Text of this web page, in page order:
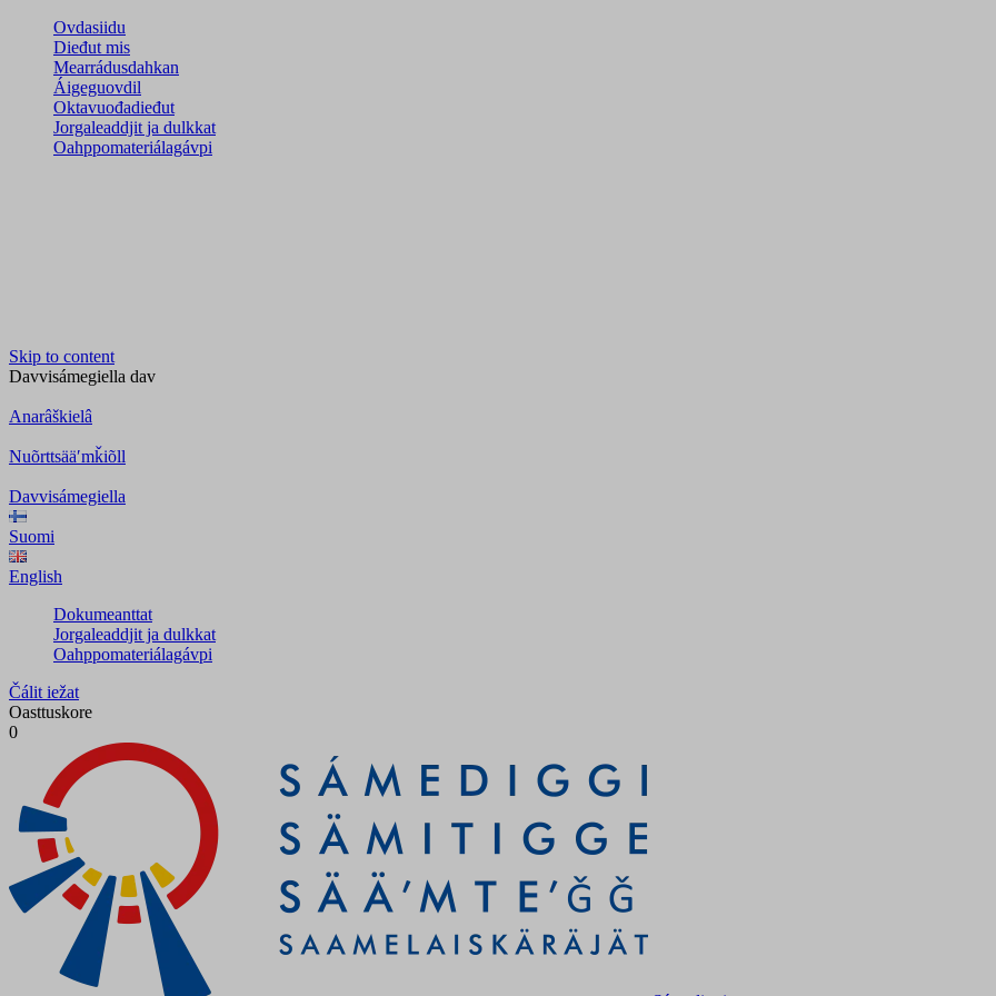
Ovdasiidu
Dieđut mis
Mearrádusdahkan
Áigeguovdil
Oktavuođadieđut
Jorgaleaddjit ja dulkkat
Oahppomateriálagávpi
Skip to content
Davvisámegiella dav
Anarâškielâ
Nuõrttsääʹmǩiõll
Davvisámegiella
Suomi
English
Dokumeanttat
Jorgaleaddjit ja dulkkat
Oahppomateriálagávpi
Čálit iežat
Oasttuskore
0